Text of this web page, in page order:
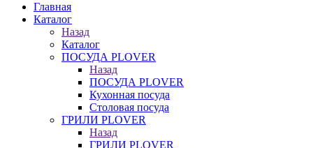
Главная
Каталог
Назад
Каталог
ПОСУДА PLOVER
Назад
ПОСУДА PLOVER
Кухонная посуда
Столовая посуда
ГРИЛИ PLOVER
Назад
ГРИЛИ PLOVER